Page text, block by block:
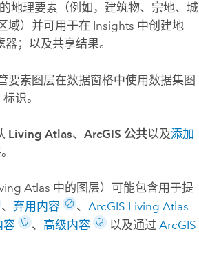
地理要素（例如，建筑物、宗地、城
域）并可用于在 Insights 中创建地
；以及共享结果。
要素图层在数据窗格中使用数据集图
标识。
Living Atlas、ArcGIS 公共以及添加
Atlas 中的图层）可能包含用于提
、弃用内容 、ArcGIS Living Atlas
容 、 高级内容 以及通过ArcGIS